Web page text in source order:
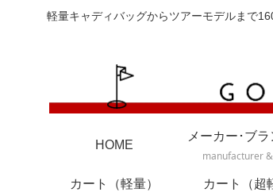
軽量キャディバッグからツアーモデルまで
HOME
メーカー･ブ
manufacturer
カート（軽量）
カート（超